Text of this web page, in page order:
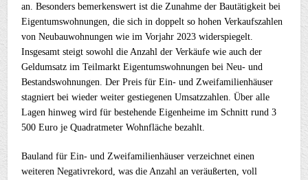
an. Besonders bemerkenswert ist die Zunahme der Bautätigkeit bei
Eigentumswohnungen, die sich in doppelt so hohen Verkaufszahlen
von Neubauwohnungen wie im Vorjahr 2023 widerspiegelt.
Insgesamt steigt sowohl die Anzahl der Verkäufe wie auch der
Geldumsatz im Teilmarkt Eigentumswohnungen bei Neu- und
Bestandswohnungen. Der Preis für Ein- und Zweifamilienhäuser
stagniert bei wieder weiter gestiegenen Umsatzzahlen. Über alle
Lagen hinweg wird für bestehende Eigenheime im Schnitt rund 3
500 Euro je Quadratmeter Wohnfläche bezahlt.
Bauland für Ein- und Zweifamilienhäuser verzeichnet einen
weiteren Negativrekord, was die Anzahl an veräußerten, voll